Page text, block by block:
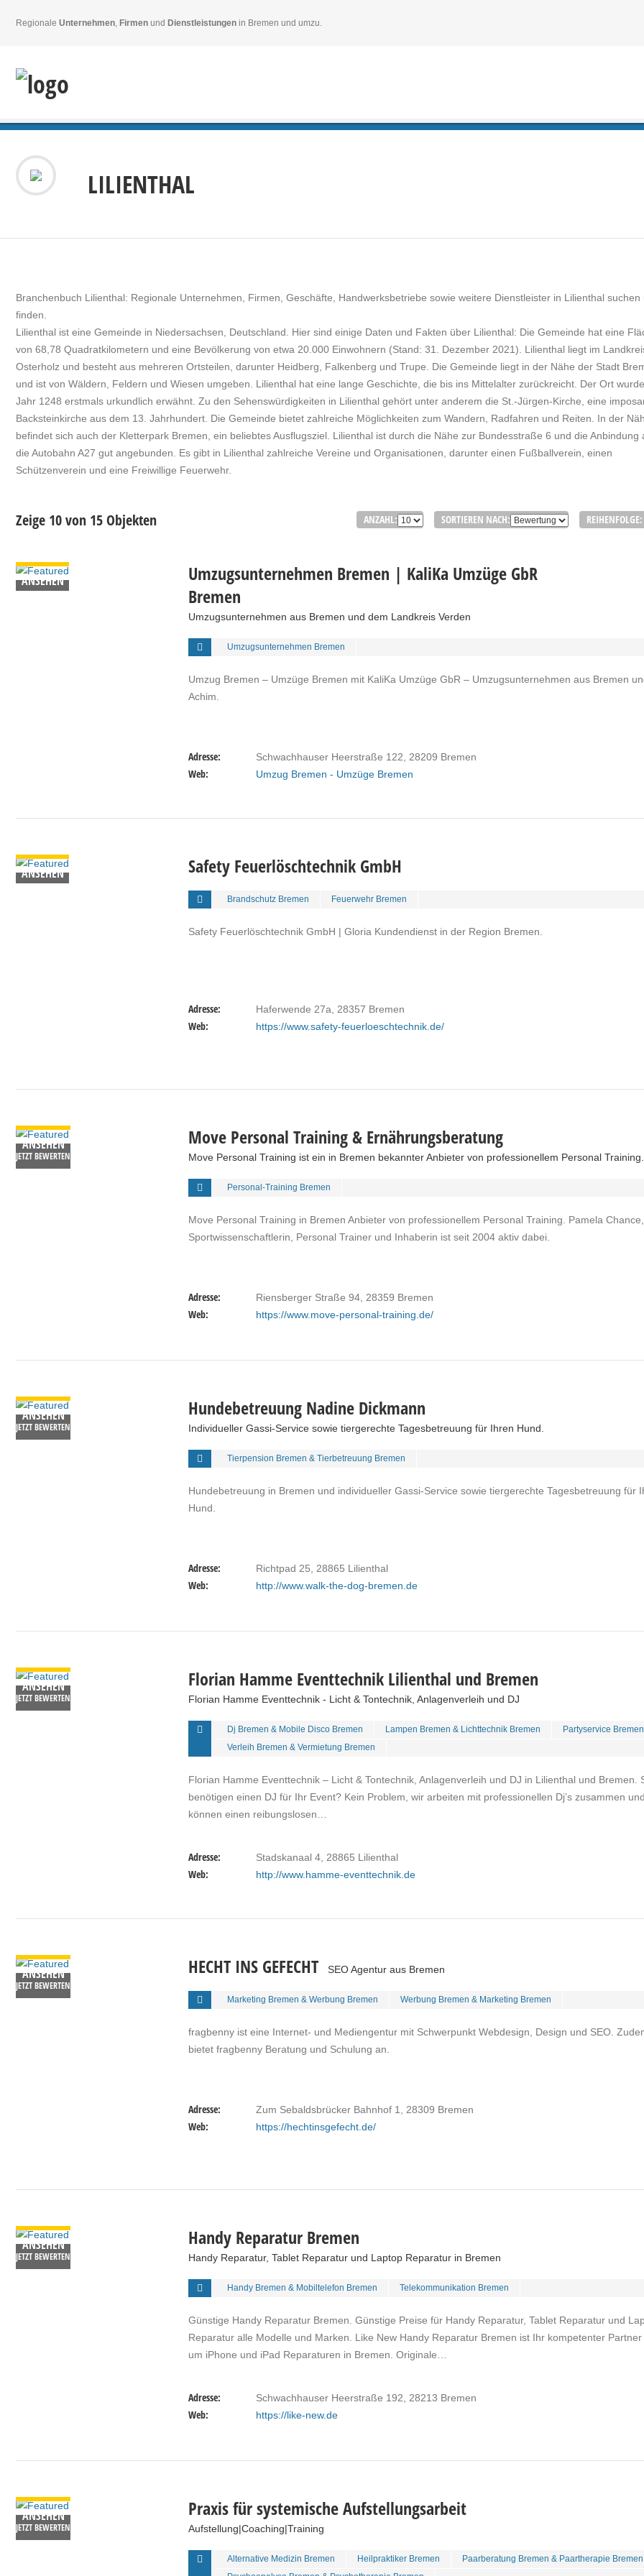
Regionale Unternehmen, Firmen und Dienstleistungen in Bremen und umzu.
LILIENTHAL
Branchenbuch Lilienthal: Regionale Unternehmen, Firmen, Geschäfte, Handwerksbetriebe sowie weitere Dienstleister in Lilienthal suchen
finden.
Lilienthal ist eine Gemeinde in Niedersachsen, Deutschland. Hier sind einige Daten und Fakten über Lilienthal: Die Gemeinde hat eine
von 68,78 Quadratkilometern und eine Bevölkerung von etwa 20.000 Einwohnern (Stand: 31. Dezember 2021). Lilienthal liegt im
Osterholz und besteht aus mehreren Ortsteilen, darunter Heidberg, Falkenberg und Trupe. Die Gemeinde liegt in der Nähe der Stadt
und ist von Wäldern, Feldern und Wiesen umgeben. Lilienthal hat eine lange Geschichte, die bis ins Mittelalter zurückreicht. Der Ort
Jahr 1248 erstmals urkundlich erwähnt. Zu den Sehenswürdigkeiten in Lilienthal gehört unter anderem die St.-Jürgen-Kirche, eine
Backsteinkirche aus dem 13. Jahrhundert. Die Gemeinde bietet zahlreiche Möglichkeiten zum Wandern, Radfahren und Reiten. In der
befindet sich auch der Kletterpark Bremen, ein beliebtes Ausflugsziel. Lilienthal ist durch die Nähe zur Bundesstraße 6 und die Anbindung
die Autobahn A27 gut angebunden. Es gibt in Lilienthal zahlreiche Vereine und Organisationen, darunter einen Fußballverein, einen
Schützenverein und eine Freiwillige Feuerwehr.
Zeige 10 von 15 Objekten ANZAHL: SORTIEREN NACH: REIHENFOLGE:
ANSEHEN
Umzugsunternehmen Bremen | KaliKa Umzüge GbR
Bremen
Umzugsunternehmen aus Bremen und dem Landkreis Verden
Umzugsunternehmen Bremen
Umzug Bremen – Umzüge Bremen mit KaliKa Umzüge GbR – Umzugsunternehmen aus Bremen
Achim.
Adresse: Schwachhauser Heerstraße 122, 28209 Bremen
Web: Umzug Bremen - Umzüge Bremen
ANSEHEN
Safety Feuerlöschtechnik GmbH
Brandschutz Bremen Feuerwehr Bremen
Safety Feuerlöschtechnik GmbH | Gloria Kundendienst in der Region Bremen.
Adresse: Haferwende 27a, 28357 Bremen
Web: https://www.safety-feuerloeschtechnik.de/
ANSEHEN
JETZT BEWERTEN
Move Personal Training & Ernährungsberatung
Move Personal Training ist ein in Bremen bekannter Anbieter von professionellem Personal Training.
Personal-Training Bremen
Move Personal Training in Bremen Anbieter von professionellem Personal Training. Pamela
Sportwissenschaftlerin, Personal Trainer und Inhaberin ist seit 2004 aktiv dabei.
Adresse: Riensberger Straße 94, 28359 Bremen
Web: https://www.move-personal-training.de/
ANSEHEN
JETZT BEWERTEN
Hundebetreuung Nadine Dickmann
Individueller Gassi-Service sowie tiergerechte Tagesbetreuung für Ihren Hund.
Tierpension Bremen & Tierbetreuung Bremen
Hundebetreuung in Bremen und individueller Gassi-Service sowie tiergerechte Tagesbetreuung für
Hund.
Adresse: Richtpad 25, 28865 Lilienthal
Web: http://www.walk-the-dog-bremen.de
ANSEHEN
JETZT BEWERTEN
Florian Hamme Eventtechnik Lilienthal und Bremen
Florian Hamme Eventtechnik - Licht & Tontechnik, Anlagenverleih und DJ
Dj Bremen & Mobile Disco Bremen Lampen Bremen & Lichttechnik Bremen
Partyservice Bremen
Verleih Bremen & Vermietung Bremen
Florian Hamme Eventtechnik – Licht & Tontechnik, Anlagenverleih und DJ in Lilienthal und Bremen.
benötigen einen DJ für Ihr Event? Kein Problem, wir arbeiten mit professionellen Dj’s zusammen
können einen reibungslosen…
Adresse: Stadskanaal 4, 28865 Lilienthal
Web: http://www.hamme-eventtechnik.de
ANSEHEN
JETZT BEWERTEN
HECHT INS GEFECHT SEO Agentur aus Bremen
Marketing Bremen & Werbung Bremen Werbung Bremen & Marketing Bremen
fragbenny ist eine Internet- und Mediengentur mit Schwerpunkt Webdesign, Design und SEO.
bietet fragbenny Beratung und Schulung an.
Adresse: Zum Sebaldsbrücker Bahnhof 1, 28309 Bremen
Web: https://hechtinsgefecht.de/
ANSEHEN
JETZT BEWERTEN
Handy Reparatur Bremen
Handy Reparatur, Tablet Reparatur und Laptop Reparatur in Bremen
Handy Bremen & Mobiltelefon Bremen Telekommunikation Bremen
Günstige Handy Reparatur Bremen. Günstige Preise für Handy Reparatur, Tablet Reparatur und
Reparatur alle Modelle und Marken. Like New Handy Reparatur Bremen ist Ihr kompetenter
um iPhone und iPad Reparaturen in Bremen. Originale…
Adresse: Schwachhauser Heerstraße 192, 28213 Bremen
Web: https://like-new.de
ANSEHEN
JETZT BEWERTEN
Praxis für systemische Aufstellungsarbeit
Aufstellung|Coaching|Training
Alternative Medizin Bremen Heilpraktiker Bremen
Paarberatung Bremen & Paartherapie Bremen